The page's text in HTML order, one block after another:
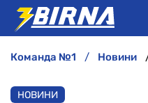
команда №1 новини
НОВИНИ